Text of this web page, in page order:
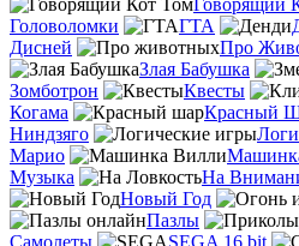
Головоломки
ГТА
Дисней
Про
Злая Бабушка
Зомботрон
Квесты
Когама
Красный
Ниндзяго
Марио
Музыка
На
Новый Год
Пазлы
Самолеты
SEGA 16 bit